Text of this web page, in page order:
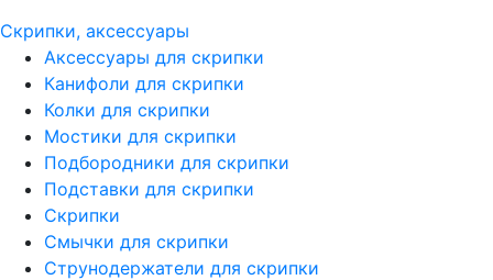
Скрипки, аксессуары
Аксессуары для скрипки
Канифоли для скрипки
Колки для скрипки
Мостики для скрипки
Подбородники для скрипки
Подставки для скрипки
Скрипки
Смычки для скрипки
Струнодержатели для скрипки